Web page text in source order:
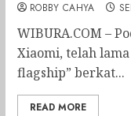
ROBBY CAHYA
WIBURA.COM –
Xiaomi, telah
flagship” berkat...
READ MORE